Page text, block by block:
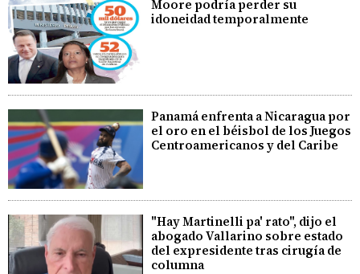
Moore podría perder su
idoneidad temporalmente
Panamá enfrenta a Nicaragua por
el oro en el béisbol de los Juegos
Centroamericanos y del Caribe
"Hay Martinelli pa' rato", dijo el
abogado Vallarino sobre estado
del expresidente tras cirugía de
columna